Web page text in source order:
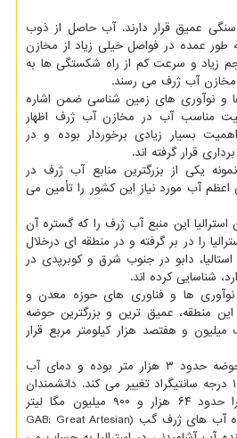
عمیق قرار دارند. آب حاصل از ذوب
طور عمده در فواصل خیلی زیاد از مخازن
زیاد و سرعت کم از راه شکستگی ها به
مخازن آب ژرف می رسند.
و نوآوری های زمین شناسی ضمن اشاره
مناسب آب در مخازن آب ژرف اظهار
بسیار زیادی برخوردار بوده و در
قرار گرفته اند.
یکی از بزرگترین منابع آب ژرف در
آب مورد نیاز این کشور را تأمین می
این منبع آب ژرف را که گستره آن
را در بر گرفته و در منطقه ای درخلال
دابو در جنوب شرق و کوبرپدی در
شناسایی کرده اند.
ها و فناوری های حوزه معدن و
منطقه، عمیق ترین و بزرگترین حوضه
و هفتصد هزار کیلومتر مربع قرار
وی اضافه کرد: عمق این حوضه حدود ۳ هزار متر بوده و دمای آب
خروجی از آن بین ۳۰ تا ۱۰۰ درجه سانتیگراد تغییر می کند. دانشمندان
حجم ذخیره این آبخوان را حدود ۶۴ هزار و ۹۰۰ میلیون مگا لیتر
تخمین زده اند است. امروزه آب های ژرف گب (GAB: Great Artesian